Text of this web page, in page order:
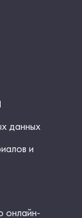
данных
и
онлайн-